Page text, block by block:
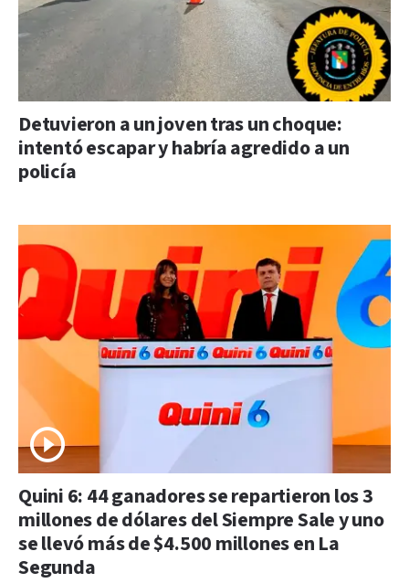
Detuvieron a un joven tras un choque:
intentó escapar y habría agredido a un
policía
Quini 6: 44 ganadores se repartieron los 3
millones de dólares del Siempre Sale y uno
se llevó más de $4.500 millones en La
Segunda